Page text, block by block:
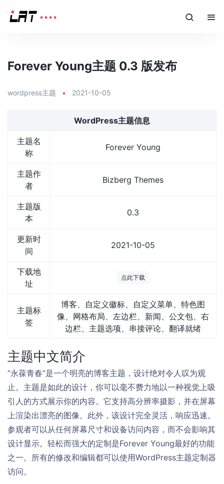
Forever Young主题 0.3 版发布
wordpress主题 • 2021-10-05
WordPress主题信息
主题名
称
Forever Young
主题作
者
Bizberg Themes
主题版
本
0.3
更新时
间
2021-10-05
下载地
址
点此下载
主题标
签
博客、自定义徽标、自定义菜单、特色图
像、网格布局、左边栏、新闻、公文包、右
边栏、主题选项、串接评论、翻译就绪
主题中文简介
“永葆青春”是一个明亮的博客主题，设计绝对令人叹为观
止。主题是如此的设计，你可以毫不费力地以一种视觉上吸
引人的方式展示你的内容。它支持高分辨率摄影，并在屏幕
上渲染出漂亮的图像。此外，该设计完全灵活，响应迅速。
参观者可以从任何屏幕尺寸和设备访问内容，而不会影响其
设计显示。轻松而强大的定制是Forever Young最好的功能
之一。所有的修改和编辑都可以使用WordPress主题定制器
访问。